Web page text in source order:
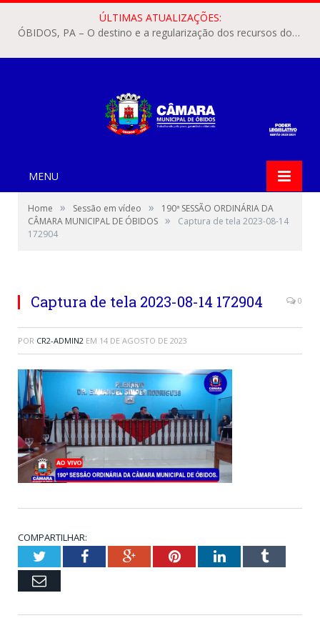
ÚLTIMAS ATUALIZAÇÕES:
ÓBIDOS, PA – O destino e a regularização dos recursos dos Precatórios do FUNDEF (Fundo de Manutenção e Desenvolvimento do Ensino Fundamental e de Valorização do Magistério) voltaram a pautar as discussões na Câmara Municipal de Óbidos.
MENU
Home » Sessão em vídeo »
190ª SESSÃO ORDINÁRIA DA
CÂMARA MUNICIPAL DE ÓBIDOS »
Captura de tela 2023-08-14
172904
Captura de tela 2023-08-14 172904 0
POR CR2-ADMIN2 EM 14 DE AGOSTO DE 2023
COMPARTILHAR:
TwitterFacebookGoogle+PinterestLinkedInTumblr
Email